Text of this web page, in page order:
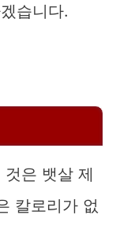
습니다.
은 뱃살 제
칼로리가 없